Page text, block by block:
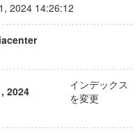
2024 14:26:12
2024
インデックス
を変更